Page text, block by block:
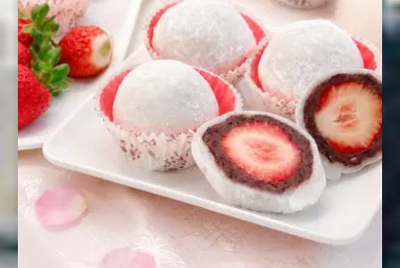
Nombre *
Email *